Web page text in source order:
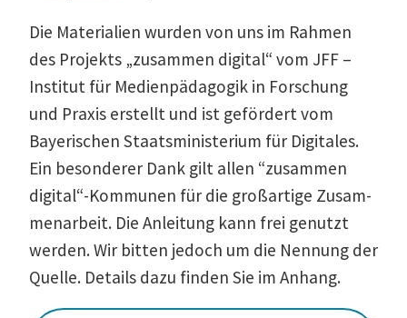
Die Materialien wurden von uns im Rahmen
des Projekts „zusammen digital“ vom JFF –
Institut für Medien­päd­agogik in Forschung
und Praxis erstellt und ist gefördert vom
Bayeri­schen Staats­mi­nis­terium für Digitales.
Ein beson­derer Dank gilt allen “zusammen
digital“-Kommunen für die großartige Zusam­
men­arbeit. Die Anleitung kann frei genutzt
werden. Wir bitten jedoch um die Nennung der
Quelle. Details dazu finden Sie im Anhang.